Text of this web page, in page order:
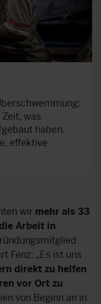
was
haben.
effektive
wir mehr als 33
Arbeit in
Fenz: „Es ist uns
direkt zu helfen
vor Ort zu
von Beginn an in